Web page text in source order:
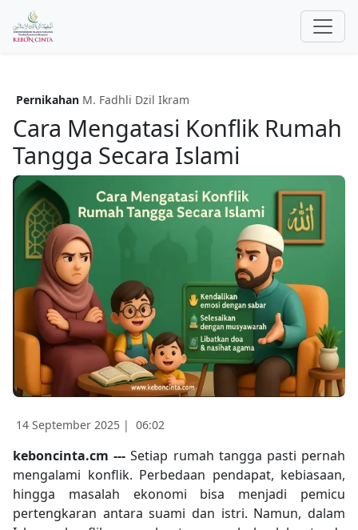
Pernikahan M. Fadhli Dzil Ikram
Cara Mengatasi Konflik Rumah
Tangga Secara Islami
14 September 2025 | 06:02
keboncinta.cm --- Setiap rumah tangga pasti pernah
mengalami konflik. Perbedaan pendapat, kebiasaan,
hingga masalah ekonomi bisa menjadi pemicu
pertengkaran antara suami dan istri. Namun, dalam